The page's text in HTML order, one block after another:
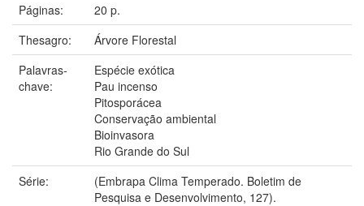
Páginas:
20 p.
Thesagro:
Árvore Florestal
Palavras-
chave:
Espécie exótica
Pau incenso
Pitosporácea
Conservação ambiental
Bioinvasora
Rio Grande do Sul
Série:
(Embrapa Clima Temperado. Boletim de
Pesquisa e Desenvolvimento, 127).